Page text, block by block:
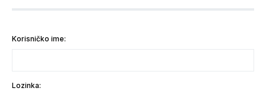
Korisničko ime:
Lozinka: